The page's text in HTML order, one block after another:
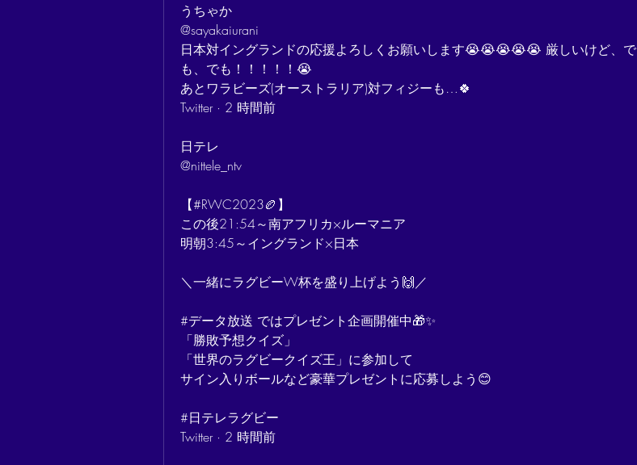
うちゃか
@sayakaiurani
日本対イングランドの応援よろしくお願いします😭😭😭😭😭 厳しいけど、で
も、でも！！！！！😭
あとワラビーズ(オーストラリア)対フィジーも…🍀
Twitter · 2 時間前
日テレ
@nittele_ntv
【#RWC2023🏉】
この後21:54～南アフリカ×ルーマニア
明朝3:45～イングランド×日本
＼一緒にラグビーW杯を盛り上げよう🙌／
#データ放送 ではプレゼント企画開催中🎁✨
「勝敗予想クイズ」
「世界のラグビークイズ王」に参加して
サイン入りボールなど豪華プレゼントに応募しよう😊
#日テレラグビー
Twitter · 2 時間前